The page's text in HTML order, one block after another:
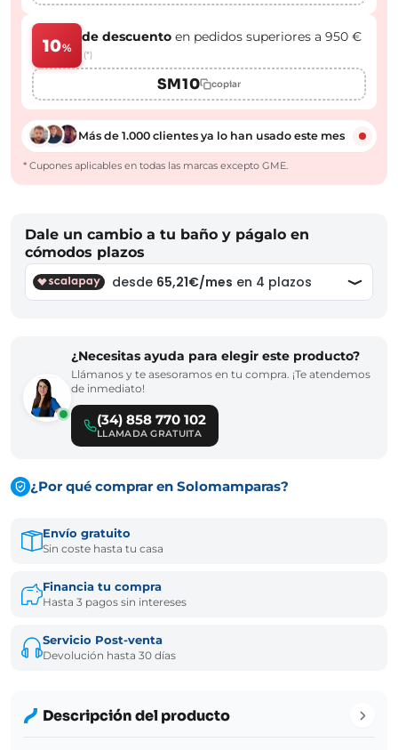
10%
de descuento en pedidos superiores a 950 €
(*)
SM10 copiar
Más de 1.000 clientes ya lo han usado este mes
* Cupones aplicables en todas las marcas excepto GME.
Dale un cambio a tu baño y págalo en
cómodos plazos
¿Necesitas ayuda para elegir este producto?
Llámanos y te asesoramos en tu compra. ¡Te atendemos
de inmediato!
(34) 858 770 102
LLAMADA GRATUITA
¿Por qué comprar en Solomamparas?
Envío gratuito
Sin coste hasta tu casa
Financia tu compra
Hasta 3 pagos sin intereses
Servicio Post-venta
Devolución hasta 30 días
Descripción del producto